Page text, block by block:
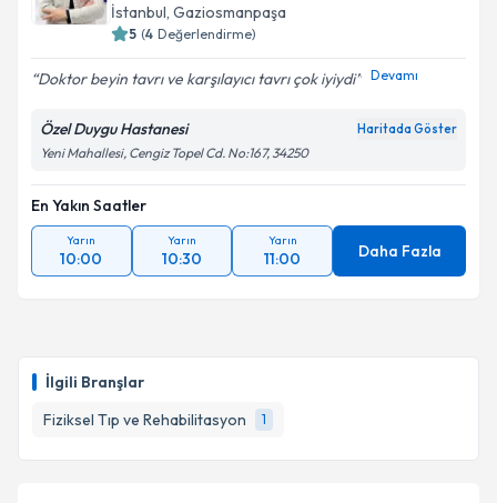
İlgili Branşlar
Fiziksel Tıp ve Rehabilitasyon
1
İstanbul, Gaziosmanpaşa
5 (4 Değerlendirme)
Doktor beyin tavrı ve karşılayıcı tavrı çok iyiydi Devamı
Özel Duygu Hastanesi Haritada Göster
Yeni Mahallesi, Cengiz Topel Cd. No:167, 34250
En Yakın Saatler
Yarın
10:00
Yarın
10:30
Yarın
11:00 Daha Fazla